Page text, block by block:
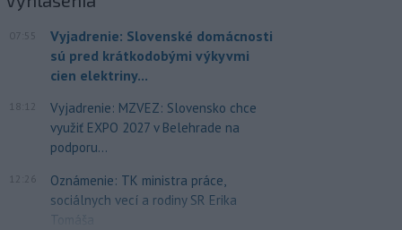
07:55
Vyjadrenie: Slovenské domácnosti
sú pred krátkodobými výkyvmi
cien elektriny...
18:12
Vyjadrenie: MZVEZ: Slovensko chce
využiť EXPO 2027 v Belehrade na
podporu...
12:26
Oznámenie: TK ministra práce,
sociálnych vecí a rodiny SR Erika
Tomáša